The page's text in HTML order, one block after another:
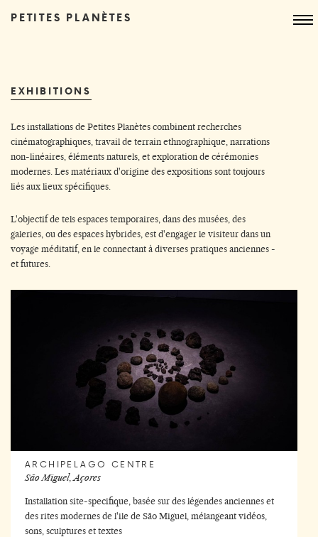
PETITES PLANÈTES
EXHIBITIONS
Les installations de Petites Planètes combinent recherches
cinématographiques, travail de terrain ethnographique, narrations
non-linéaires, éléments naturels, et exploration de cérémonies
modernes. Les matériaux d'origine des expositions sont toujours
liés aux lieux spécifiques.
L'objectif de tels espaces temporaires, dans des musées, des
galeries, ou des espaces hybrides, est d'engager le visiteur dans un
voyage méditatif, en le connectant à diverses pratiques anciennes -
et futures.
ARCHIPELAGO CENTRE
São Miguel, Açores
Installation site-specifique, basée sur des légendes anciennes et
des rites modernes de l'ile de São Miguel, mélangeant vidéos,
sons, sculptures et textes